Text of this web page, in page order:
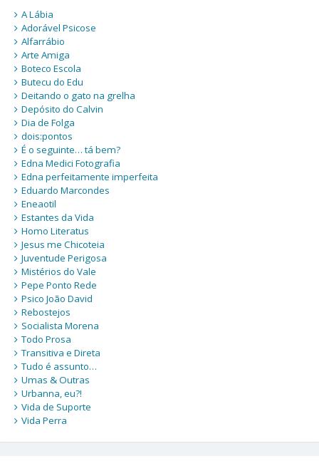
A Lábia
Adorável Psicose
Alfarrábio
Arte Amiga
Boteco Escola
Butecu do Edu
Deitando o gato na grelha
Depósito do Calvin
Dia de Folga
dois:pontos
É o seguinte… tá bem?
Edna Medici Fotografia
Edna perfeitamente imperfeita
Eduardo Marcondes
Eneaotil
Estantes da Vida
Homo Literatus
Jesus me Chicoteia
Juventude Perigosa
Mistérios do Vale
Pepe Ponto Rede
Psico João David
Rebostejos
Socialista Morena
Todo Prosa
Transitiva e Direta
Tudo é assunto…
Umas & Outras
Urbanna, eu?!
Vida de Suporte
Vida Perra